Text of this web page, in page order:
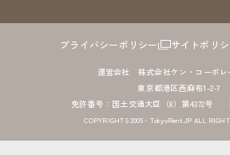
プライバシーポリシー サイトポリ
運営会社 株式会社ケン・コーポレ
東京都港区西麻布1-2-7
免許番号：国土交通大臣（8）第4372号
COPYRIGHTS 2005 - TokyoRent.JP ALL